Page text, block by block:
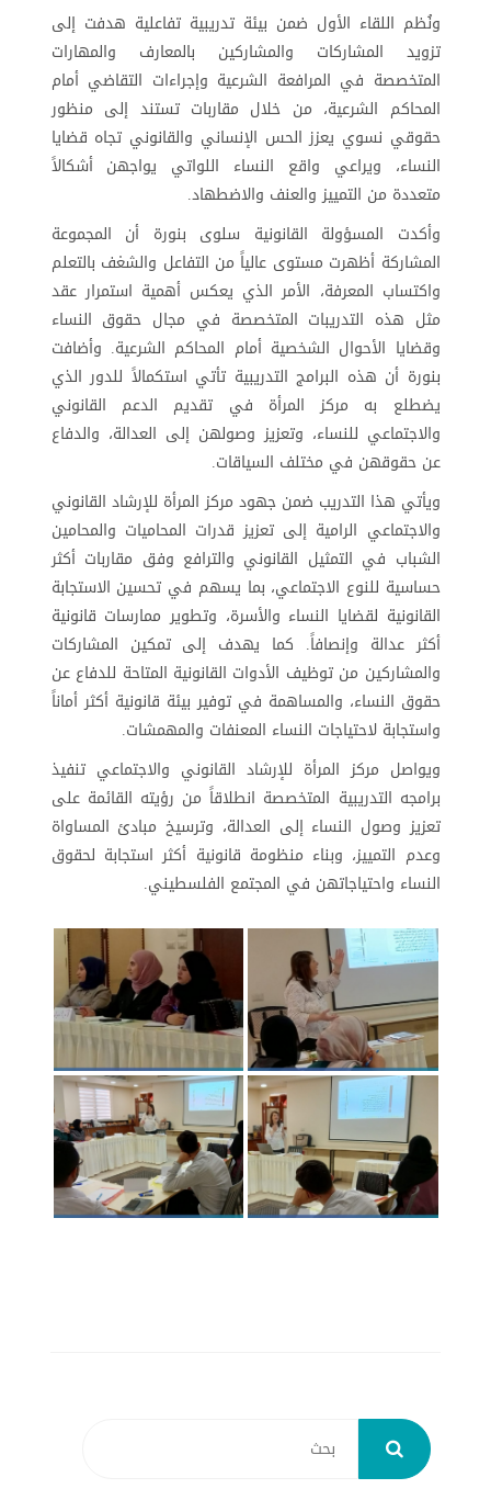
ونُظم اللقاء الأول ضمن بيئة تدريبية تفاعلية هدفت إلى
تزويد المشاركات والمشاركين بالمعارف والمهارات
المتخصصة في المرافعة الشرعية وإجراءات التقاضي أمام
المحاكم الشرعية، من خلال مقاربات تستند إلى منظور
حقوقي نسوي يعزز الحس الإنساني والقانوني تجاه قضايا
النساء، ويراعي واقع النساء اللواتي يواجهن أشكالاً
متعددة من التمييز والعنف والاضطهاد.
وأكدت المسؤولة القانونية سلوى بنورة أن المجموعة
المشاركة أظهرت مستوى عالياً من التفاعل والشغف بالتعلم
واكتساب المعرفة، الأمر الذي يعكس أهمية استمرار عقد
مثل هذه التدريبات المتخصصة في مجال حقوق النساء
وقضايا الأحوال الشخصية أمام المحاكم الشرعية. وأضافت
بنورة أن هذه البرامج التدريبية تأتي استكمالاً للدور الذي
يضطلع به مركز المرأة في تقديم الدعم القانوني
والاجتماعي للنساء، وتعزيز وصولهن إلى العدالة، والدفاع
عن حقوقهن في مختلف السياقات.
ويأتي هذا التدريب ضمن جهود مركز المرأة للإرشاد القانوني
والاجتماعي الرامية إلى تعزيز قدرات المحاميات والمحامين
الشباب في التمثيل القانوني والترافع وفق مقاربات أكثر
حساسية للنوع الاجتماعي، بما يسهم في تحسين الاستجابة
القانونية لقضايا النساء والأسرة، وتطوير ممارسات قانونية
أكثر عدالة وإنصافاً. كما يهدف إلى تمكين المشاركات
والمشاركين من توظيف الأدوات القانونية المتاحة للدفاع عن
حقوق النساء، والمساهمة في توفير بيئة قانونية أكثر أماناً
واستجابة لاحتياجات النساء المعنفات والمهمشات.
ويواصل مركز المرأة للإرشاد القانوني والاجتماعي تنفيذ
برامجه التدريبية المتخصصة انطلاقاً من رؤيته القائمة على
تعزيز وصول النساء إلى العدالة، وترسيخ مبادئ المساواة
وعدم التمييز، وبناء منظومة قانونية أكثر استجابة لحقوق
النساء واحتياجاتهن في المجتمع الفلسطيني.